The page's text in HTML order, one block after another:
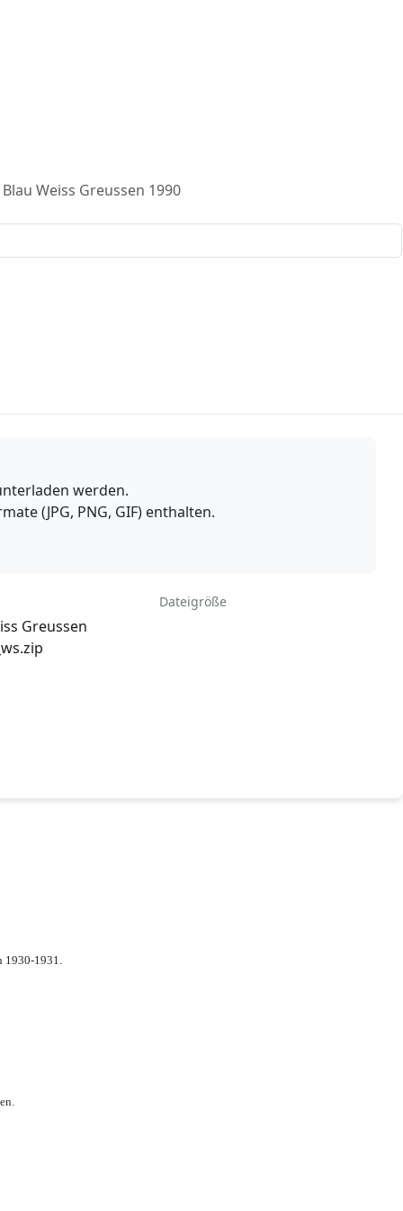
Blau Weiss Greussen 1990
werden.
(JPG, PNG, GIF) enthalten.
Greussen
Dateigröße
1931.